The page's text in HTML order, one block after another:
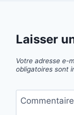
Laisser
Votre adresse e-
obligatoires sont
Commentaire